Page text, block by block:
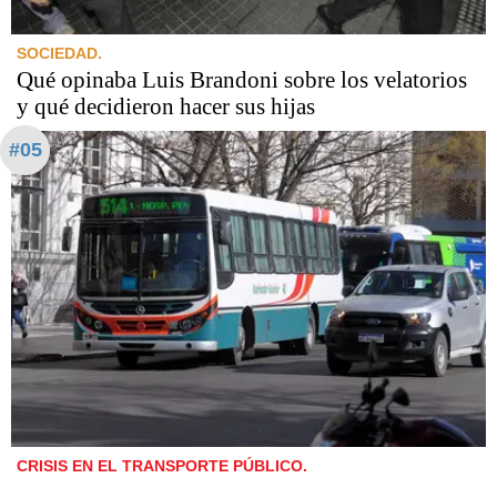
SOCIEDAD.
Qué opinaba Luis Brandoni sobre los velatorios
y qué decidieron hacer sus hijas
#05
CRISIS EN EL TRANSPORTE PÚBLICO.